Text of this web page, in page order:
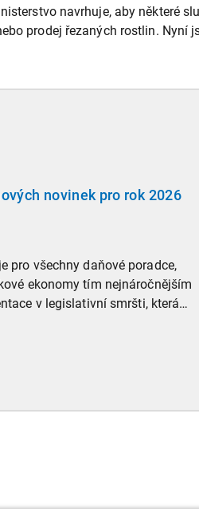
navrhuje, aby některé
prodej řezaných rostlin. Nyní
novinek pro rok 2026
pro všechny daňové poradce,
ekonomy tím nejnáročnějším
v legislativní smršti, která
přelom roku, vyžaduje
novely a doprovodné